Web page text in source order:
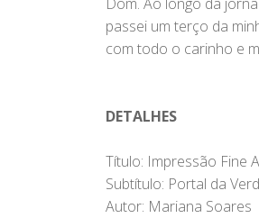
passei um terço da
com todo o carinho e
DETALHES
Título: Impressão Fine
Subtítulo: Portal da
Autor: Mariana Soares